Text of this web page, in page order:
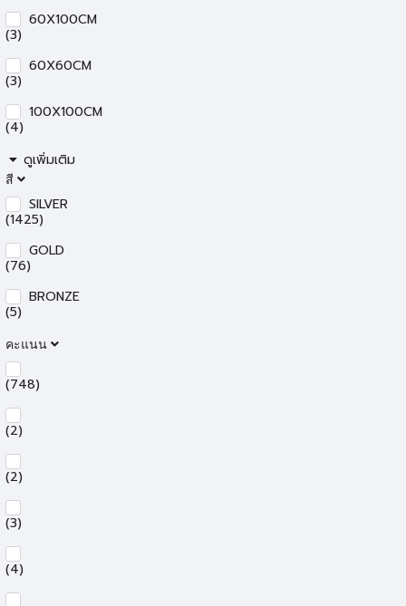
60X100CM
(3)
60X60CM
(3)
100X100CM
(4)
ดูเพิ่มเติม
สี
SILVER
(1425)
GOLD
(76)
BRONZE
(5)
คะแนน
(748)
(2)
(2)
(3)
(4)